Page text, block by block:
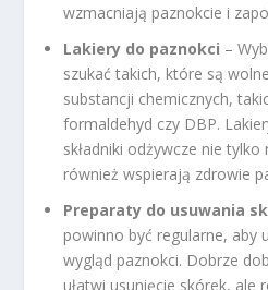
wzmacniają paznokcie i
Lakiery do paznokci –
szukać takich, które są
substancji chemicznych,
formaldehyd czy DBP.
składniki odżywcze nie
również wspierają zdrowie
Preparaty do usuwania
powinno być regularne, aby
wygląd paznokci. Dobrze
ułatwi usunięcie skórek, ale